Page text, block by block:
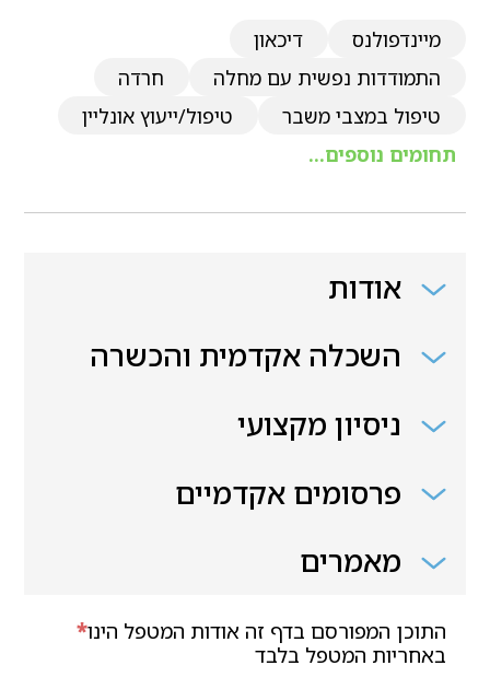
מיינדפולנס
דיכאון
התמודדות נפשית עם מחלה
חרדה
טיפול במצבי משבר
טיפול/ייעוץ אונליין
תחומים נוספים...
אודות
השכלה אקדמית והכשרה
ניסיון מקצועי
פרסומים אקדמיים
מאמרים
*התוכן המפורסם בדף זה אודות המטפל הינו
באחריות המטפל בלבד